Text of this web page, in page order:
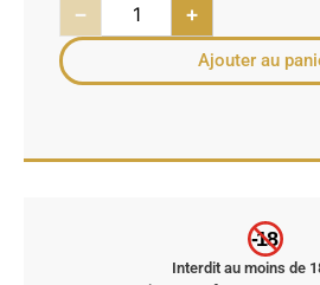
− +
Ajouter au
-18
Interdit au moins de